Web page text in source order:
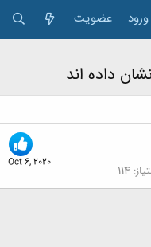
ورود عضویت
داده اند
Oct 6, 2020 114